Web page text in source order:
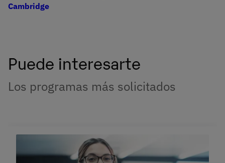
Cambridge
Puede interesarte
Los programas más solicitados